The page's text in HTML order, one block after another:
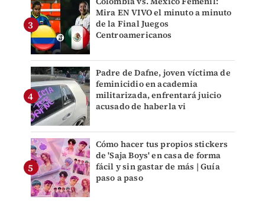
Mira EN VIVO el minuto a minuto
de la Final Juegos
Centroamericanos
Padre de Dafne, joven víctima de
feminicidio en academia
militarizada, enfrentará juicio
acusado de haberla vi
Cómo hacer tus propios stickers
de 'Saja Boys' en casa de forma
fácil y sin gastar de más | Guía
paso a paso